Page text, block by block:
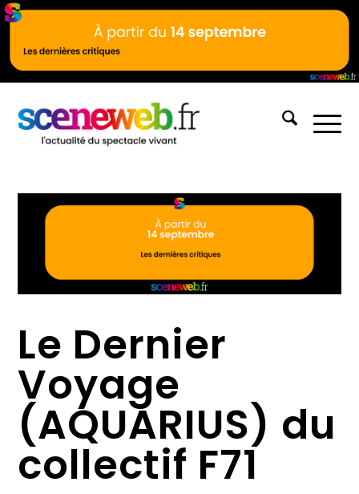
Le Dernier
Voyage
(AQUARIUS) du
collectif F71